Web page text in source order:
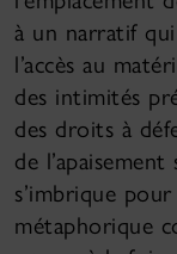
à un narratif
l’accès au
des intimités
des droits à
de
s’imbrique
métaphorique